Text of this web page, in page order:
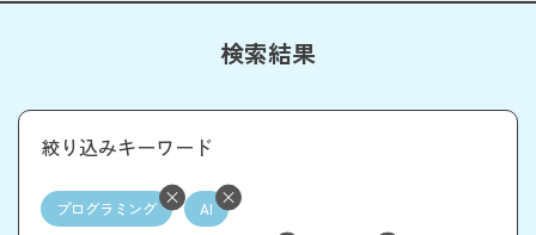
検索結果
絞り込みキーワード
プログラミング AI